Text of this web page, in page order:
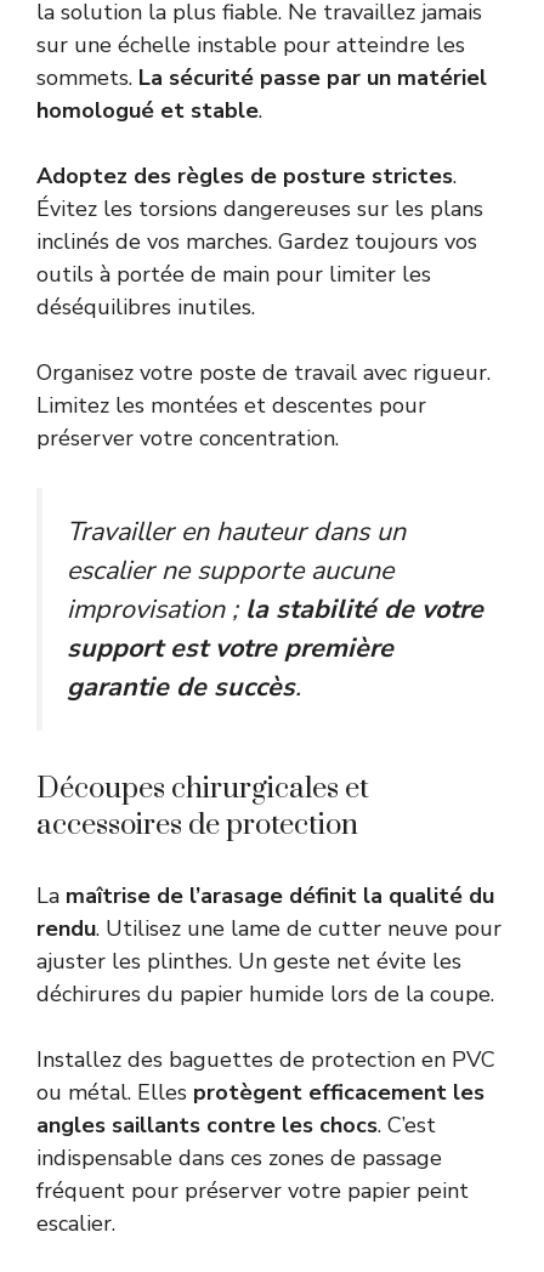
la solution la plus fiable. Ne travaillez jamais
sur une échelle instable pour atteindre les
sommets. La sécurité passe par un matériel
homologué et stable.
Adoptez des règles de posture strictes.
Évitez les torsions dangereuses sur les plans
inclinés de vos marches. Gardez toujours vos
outils à portée de main pour limiter les
déséquilibres inutiles.
Organisez votre poste de travail avec rigueur.
Limitez les montées et descentes pour
préserver votre concentration.
Travailler en hauteur dans un
escalier ne supporte aucune
improvisation ; la stabilité de votre
support est votre première
garantie de succès.
Découpes chirurgicales et
accessoires de protection
La maîtrise de l’arasage définit la qualité du
rendu. Utilisez une lame de cutter neuve pour
ajuster les plinthes. Un geste net évite les
déchirures du papier humide lors de la coupe.
Installez des baguettes de protection en PVC
ou métal. Elles protègent efficacement les
angles saillants contre les chocs. C’est
indispensable dans ces zones de passage
fréquent pour préserver votre papier peint
escalier.